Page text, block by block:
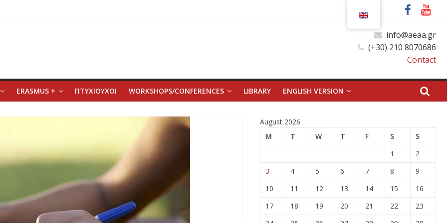
info@aeaa.gr
(+30) 210 8070686
Contact
ERASMUS + ΠΤΥΧΙΟΥΧΟΙ WORKSHOPS/CONFERENCES LIBRARY ENGLISH VERSION
August 2026
M
T W T F S
S
1
2
3
4 5 6 7 8
9
10
11 12 13 14 15
16
17
18 19 20 21 22
23